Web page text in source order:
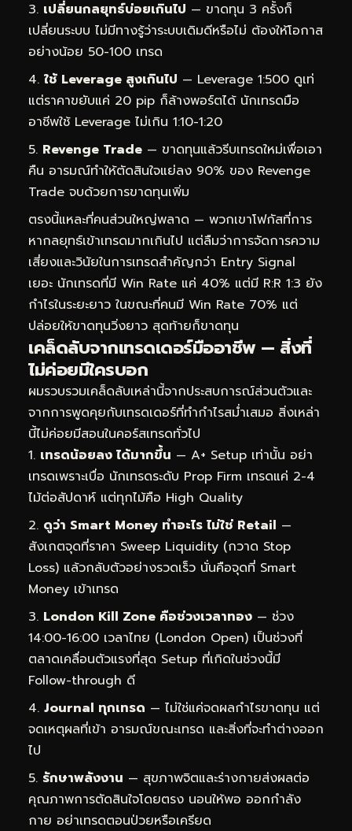
เปลี่ยนกลยุทธ์บ่อยเกินไป — ขาดทุน 3 ครั้งก็
เปลี่ยนระบบ ไม่มีทางรู้ว่าระบบเดิมดีหรือไม่ ต้องให้โอกาส
อย่างน้อย 50-100 เทรด
ใช้ Leverage สูงเกินไป — Leverage 1:500 ดูเท่
แต่ราคาขยับแค่ 20 pip ก็ล้างพอร์ตได้ นักเทรดมือ
อาชีพใช้ Leverage ไม่เกิน 1:10-1:20
Revenge Trade — ขาดทุนแล้วรีบเทรดใหม่เพื่อเอา
คืน อารมณ์ทำให้ตัดสินใจแย่ลง 90% ของ Revenge
Trade จบด้วยการขาดทุนเพิ่ม
ตรงนี้แหละที่คนส่วนใหญ่พลาด — พวกเขาโฟกัสที่การ
หากลยุทธ์เข้าเทรดมากเกินไป แต่ลืมว่าการจัดการความ
เสี่ยงและวินัยในการเทรดสำคัญกว่า Entry Signal
เยอะ นักเทรดที่มี Win Rate แค่ 40% แต่มี R:R 1:3 ยัง
กำไรในระยะยาว ในขณะที่คนมี Win Rate 70% แต่
ปล่อยให้ขาดทุนวิ่งยาว สุดท้ายก็ขาดทุน
เคล็ดลับจากเทรดเดอร์มืออาชีพ — สิ่งที่
ไม่ค่อยมีใครบอก
ผมรวบรวมเคล็ดลับเหล่านี้จากประสบการณ์ส่วนตัวและ
จากการพูดคุยกับเทรดเดอร์ที่ทำกำไรสม่ำเสมอ สิ่งเหล่า
นี้ไม่ค่อยมีสอนในคอร์สเทรดทั่วไป
เทรดน้อยลง ได้มากขึ้น — A+ Setup เท่านั้น อย่า
เทรดเพราะเบื่อ นักเทรดระดับ Prop Firm เทรดแค่ 2-4
ไม้ต่อสัปดาห์ แต่ทุกไม้คือ High Quality
ดูว่า Smart Money ทำอะไร ไม่ใช่ Retail —
สังเกตจุดที่ราคา Sweep Liquidity (กวาด Stop
Loss) แล้วกลับตัวอย่างรวดเร็ว นั่นคือจุดที่ Smart
Money เข้าเทรด
London Kill Zone คือช่วงเวลาทอง — ช่วง
14:00-16:00 เวลาไทย (London Open) เป็นช่วงที่
ตลาดเคลื่อนตัวแรงที่สุด Setup ที่เกิดในช่วงนี้มี
Follow-through ดี
Journal ทุกเทรด — ไม่ใช่แค่จดผลกำไรขาดทุน แต่
จดเหตุผลที่เข้า อารมณ์ขณะเทรด และสิ่งที่จะทำต่างออก
ไป
รักษาพลังงาน — สุขภาพจิตและร่างกายส่งผลต่อ
คุณภาพการตัดสินใจโดยตรง นอนให้พอ ออกกำลัง
กาย อย่าเทรดตอนป่วยหรือเครียด